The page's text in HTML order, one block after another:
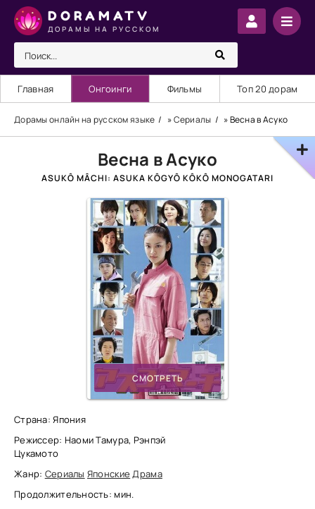
DORAMATV
ДОРАМЫ НА РУССКОМ
Главная Онгоинги Фильмы Топ 20 дорам
Дорамы онлайн на русском языке »Сериалы » Весна в Асуко
Весна в Асуко
ASUKÔ MÂCHI: ASUKA KÔGYÔ KÔKÔ MONOGATARI
СМОТРЕТЬ
Страна: Япония
Режиссер: Наоми Тамура, Рэнпэй
Цукамото
Жанр: Сериалы Японские Драма
Продолжительность: мин.